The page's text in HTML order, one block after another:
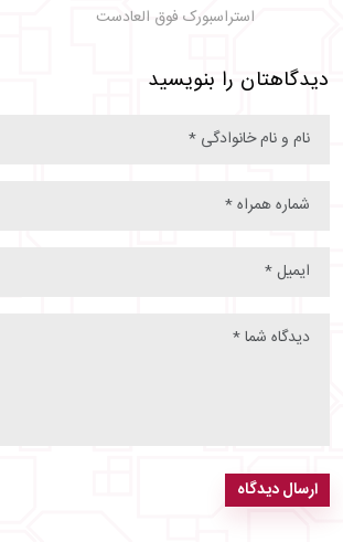
استراسبورک فوق العادست
دیدگاهتان را بنویسید
ارسال دیدگاه